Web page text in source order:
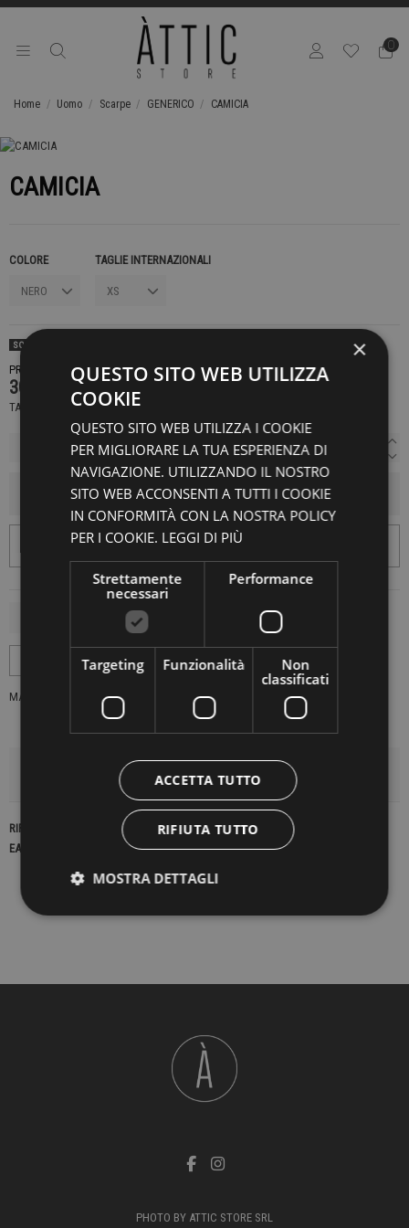
0
Home Uomo Scarpe GENERICO CAMICIA
CAMICIA
COLORE TAGLIE INTERNAZIONALI
SOLD OUT
PRODOTTO NON DISPONIBILE CONTATTACI PER SAPERE DI PIÙ
309,00 €
TASSE INCLUSE
AGGIUNGI AL CARRELLO
MARCA: LA VACA LOCA
DETTAGLI DEL PRODOTTO
RIFERIMENTO
EAN13
PHOTO BY ATTIC STORE SRL
×
QUESTO SITO WEB UTILIZZA
COOKIE
QUESTO SITO WEB UTILIZZA I COOKIE
PER MIGLIORARE LA TUA ESPERIENZA DI
NAVIGAZIONE. UTILIZZANDO IL NOSTRO
SITO WEB ACCONSENTI A TUTTI I COOKIE
IN CONFORMITÀ CON LA NOSTRA POLICY
PER I COOKIE. LEGGI DI PIÙ
Strettamente
necessari
Performance
Targeting Funzionalità
Non
classificati
ACCETTA TUTTO
RIFIUTA TUTTO
MOSTRA DETTAGLI